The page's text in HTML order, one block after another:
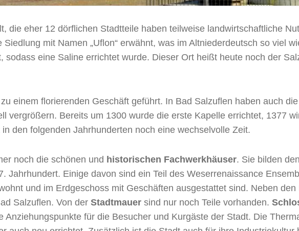
die eher 12 dörflichen Stadtteile haben teilweise landwirtschaftliche
mit Namen „Uflon“ erwähnt, was im Altniederdeutsch so viel
sodass eine Saline errichtet wurde. Dieser Ort heißt heute noch der
einem florierenden Geschäft geführt. In Bad Salzuflen haben auch
vergrößern. Bereits um 1300 wurde die erste Kapelle errichtet, 1377
den folgenden Jahrhunderten noch eine wechselvolle Zeit.
noch die schönen und historischen Fachwerkhäuser. Sie bilden
Jahrhundert. Einige davon sind ein Teil des Weserrenaissance
und im Erdgeschoss mit Geschäften ausgestattet sind. Neben
Salzuflen. Von der Stadtmauer sind nur noch Teile vorhanden.
Anziehungspunkte für die Besucher und Kurgäste der Stadt. Die